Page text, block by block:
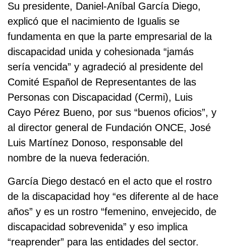
Su presidente, Daniel-Aníbal García Diego,
explicó que el nacimiento de Igualis se
fundamenta en que la parte empresarial de la
discapacidad unida y cohesionada “jamás
sería vencida” y agradeció al presidente del
Comité Español de Representantes de las
Personas con Discapacidad (Cermi), Luis
Cayo Pérez Bueno, por sus “buenos oficios”, y
al director general de Fundación ONCE, José
Luis Martínez Donoso, responsable del
nombre de la nueva federación.
García Diego destacó en el acto que el rostro
de la discapacidad hoy “es diferente al de hace
años” y es un rostro “femenino, envejecido, de
discapacidad sobrevenida” y eso implica
“reaprender” para las entidades del sector.